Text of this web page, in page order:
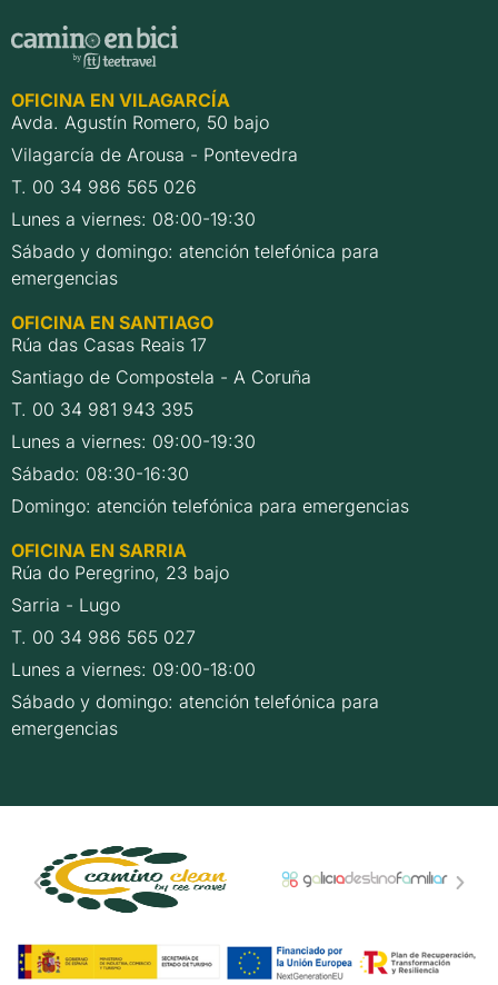
OFICINA EN VILAGARCÍA
Avda. Agustín Romero, 50 bajo
Vilagarcía de Arousa - Pontevedra
T. 00 34 986 565 026
Lunes a viernes: 08:00-19:30
Sábado y domingo: atención telefónica para
emergencias
OFICINA EN SANTIAGO
Rúa das Casas Reais 17
Santiago de Compostela - A Coruña
T. 00 34 981 943 395
Lunes a viernes: 09:00-19:30
Sábado: 08:30-16:30
Domingo: atención telefónica para emergencias
OFICINA EN SARRIA
Rúa do Peregrino, 23 bajo
Sarria - Lugo
T. 00 34 986 565 027
Lunes a viernes: 09:00-18:00
Sábado y domingo: atención telefónica para
emergencias